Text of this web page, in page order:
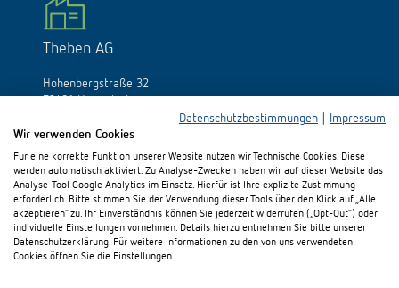
Theben AG
Hohenbergstraße 32
Fax: +49 (0)74 74/692-150
E-Mail:info@theben.de
Datenschutzbestimmungen
Impressum
Wir verwenden Cookies
Für eine korrekte Funktion unserer Website nutzen wir Technische Cookies. Diese
werden automatisch aktiviert. Zu Analyse-Zwecken haben wir auf dieser Website das
Analyse-Tool Google Analytics im Einsatz. Hierfür ist Ihre explizite Zustimmung
erforderlich. Bitte stimmen Sie der Verwendung dieser Tools über den Klick auf „Alle
akzeptieren“ zu. Ihr Einverständnis können Sie jederzeit widerrufen („Opt-Out“) oder
individuelle Einstellungen vornehmen. Details hierzu entnehmen Sie bitte unserer
Datenschutzerklärung. Für weitere Informationen zu den von uns verwendeten
Cookies öffnen Sie die Einstellungen.